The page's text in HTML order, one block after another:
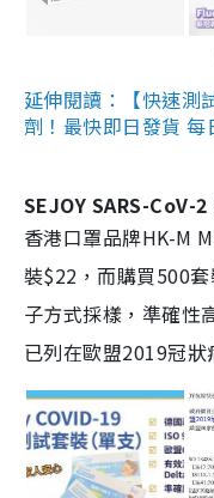
延伸閱讀：【快速測
劑！最快即日發貨
SEJOY SARS-CoV-
香港口罩品牌HK-M
裝$22，而購買500
子方式採樣，準確性
已列在歐盟2019冠狀